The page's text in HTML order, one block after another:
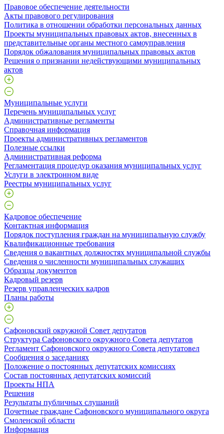
Правовое обеспечение деятельности
Акты правового регулирования
Политика в отношении обработки персональных данных
Проекты муниципальных правовых актов, внесенных в
представительные органы местного самоуправления
Порядок обжалования муниципальных правовых актов
Решения о признании недействующими муниципальных
актов
Муниципальные услуги
Перечень муниципальных услуг
Административные регламенты
Справочная информация
Проекты административных регламентов
Полезные ссылки
Административная реформа
Регламентация процедур оказания муниципальных услуг
Услуги в электронном виде
Реестры муниципальных услуг
Кадровое обеспечение
Контактная информация
Порядок поступления граждан на муниципальную службу
Квалификационные требования
Сведения о вакантных должностях муниципальной службы
Сведения о численности муниципальных служащих
Образцы документов
Кадровый резерв
Резерв управленческих кадров
Планы работы
Сафоновский окружной Совет депутатов
Структура Сафоновского окружного Совета депутатов
Регламент Сафоновского окружного Совета депутатовел
Сообщения о заседаниях
Положение о постоянных депутатских комиссиях
Состав постоянных депутатских комиссий
Проекты НПА
Решения
Результаты публичных слушаний
Почетные граждане Сафоновского муниципального округа
Смоленской области
Информация